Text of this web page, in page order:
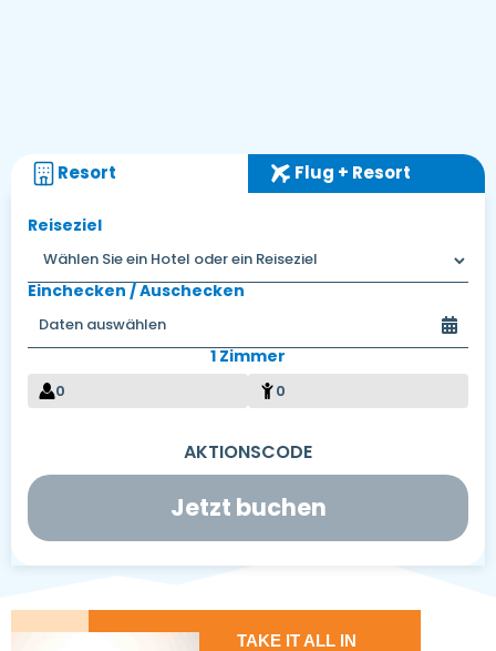
Resort Flug + Resort
Reiseziel
Einchecken / Auschecken
1 Zimmer
0 0
Jetzt buchen
TAKE IT ALL IN